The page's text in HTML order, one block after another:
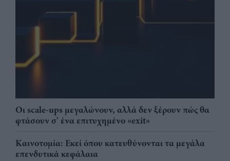
Οι scale-ups μεγαλώνουν, αλλά δεν ξέρουν πώς θα
φτάσουν σ' ένα επιτυχημένο «exit»
Καινοτομία: Εκεί όπου κατευθύνονται τα μεγάλα
επενδυτικά κεφάλαια